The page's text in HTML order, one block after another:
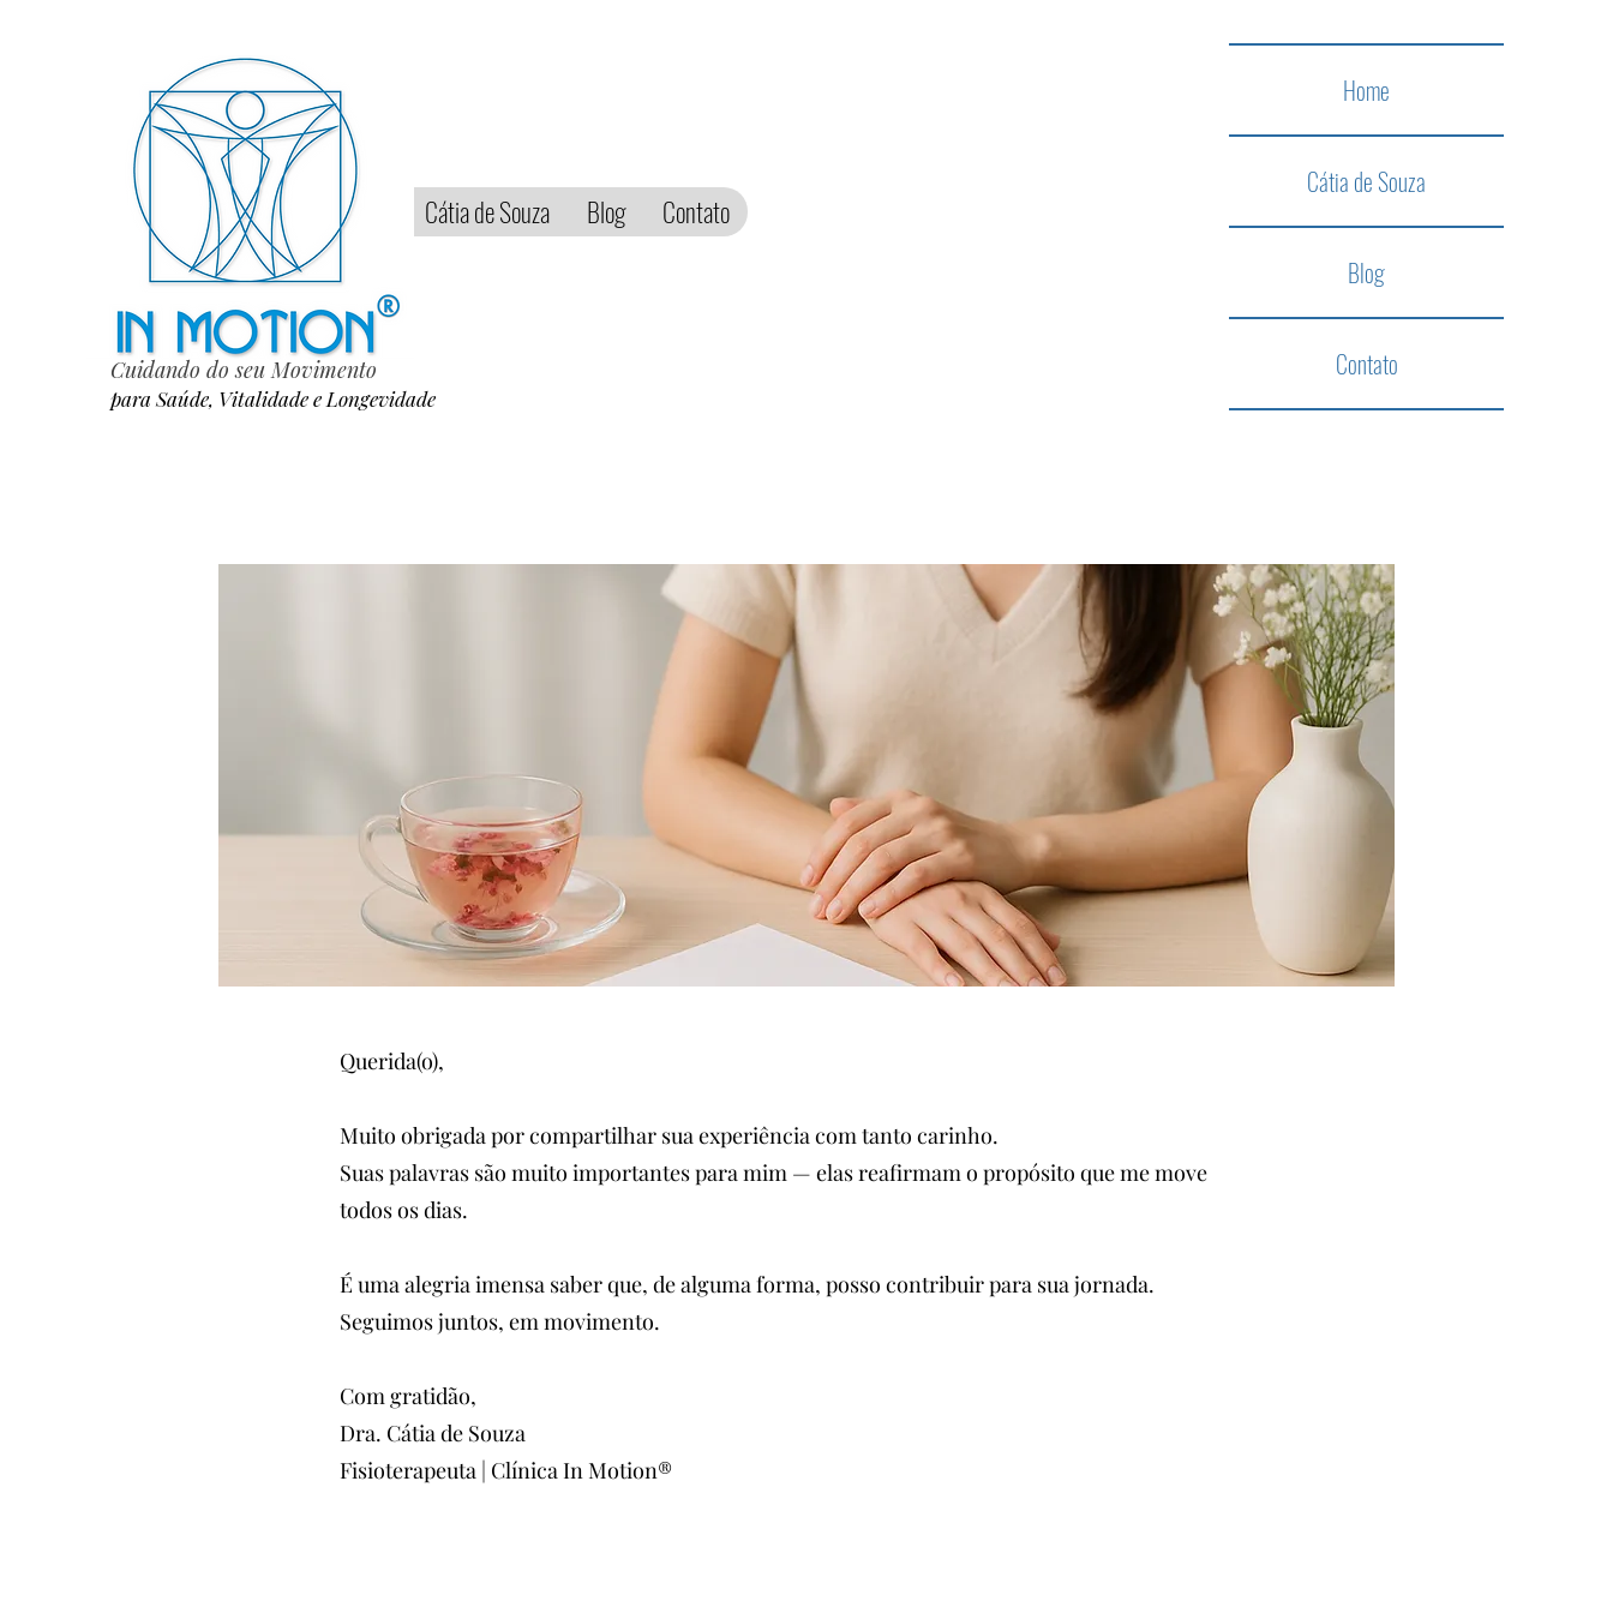
Cuidando do seu Movimento
para Saúde, Vitalidade e Longevidade
Home
Cátia de Souza
Blog
Contato
Querida(o),
Muito obrigada por compartilhar sua experiência com tanto carinho.
Suas palavras são muito importantes para mim — elas reafirmam o propósito que me move
todos os dias.
É uma alegria imensa saber que, de alguma forma, posso contribuir para sua jornada.
Seguimos juntos, em movimento.
Com gratidão,
Dra. Cátia de Souza
Fisioterapeuta | Clínica In Motion®
Home Cátia de Souza Blog Contato